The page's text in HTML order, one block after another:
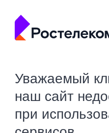
Уважаемый
наш сайт
при